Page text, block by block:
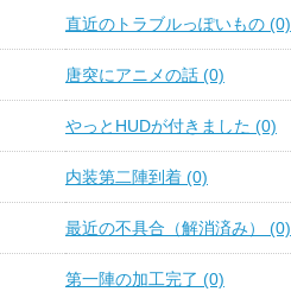
直近のトラブルっぽいもの (0)
唐突にアニメの話 (0)
やっとHUDが付きました (0)
内装第二陣到着 (0)
最近の不具合（解消済み） (0)
第一陣の加工完了 (0)